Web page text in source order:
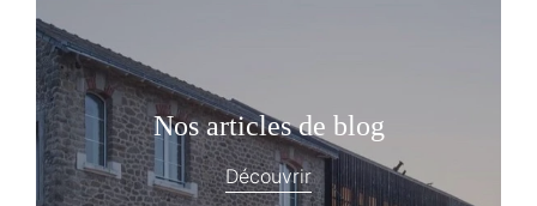
Nos articles de blog
Découvrir